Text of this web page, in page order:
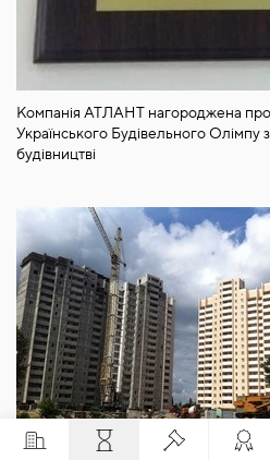
Компанія АТЛАНТ нагороджена
Українського Будівельного Олімпу
будівництві